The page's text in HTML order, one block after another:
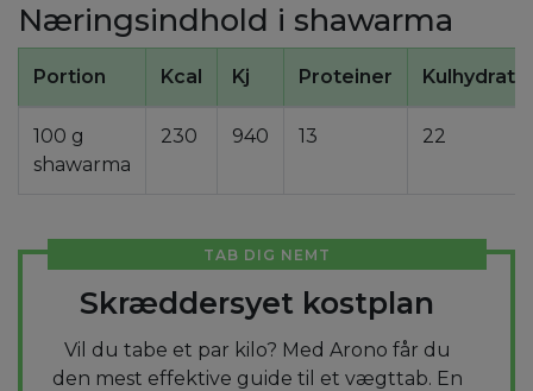
Næringsindhold i shawarma
Portion Kcal Kj Proteiner
100 g
shawarma
230 940 13 22
TAB DIG NEMT
Skræddersyet kostplan
Vil du tabe et par kilo? Med Arono får du
den mest effektive guide til et vægttab. En